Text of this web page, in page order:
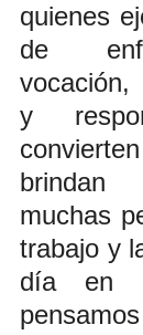
quienes
de
vocación,
y
brindan
muchas
trabajo y
día en